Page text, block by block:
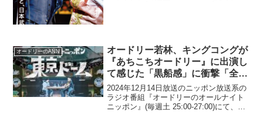
オードリーのANN
オードリー若林、キングコングが
『あちこちオードリー』に出演し
て感じた「黒船感」に衝撃「全部
喋るもんね、あの二人はね」
2024年12月14日放送のニッポン放送系の
ラジオ番組『オードリーのオールナイト
ニッポン』(毎週土 25:00-27:00)にて、お